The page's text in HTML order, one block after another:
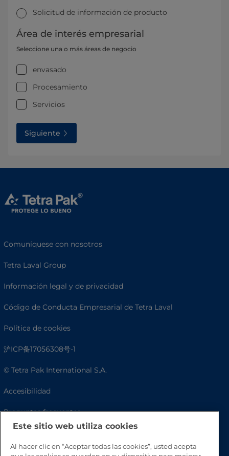
Solicitud de información de producto
Área de interés empresarial
Seleccione una o más áreas de negocio
envasado
Procesamiento
Servicios
Siguiente
Comuníquese con nosotros
Tetra Laval Group
Información legal y de privacidad
Código de Conducta Empresarial de Tetra Laval
Política de cookies
沪ICP备17056308号-1
© Tetra Pak International S.A.
Accesibilidad
Preguntas frecuentes
Este sitio web utiliza cookies
Al hacer clic en “Aceptar todas las cookies”, usted acepta